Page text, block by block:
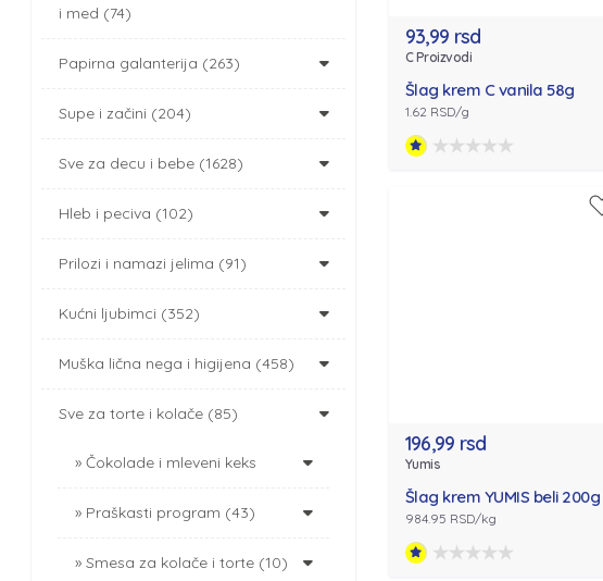
i med (74)
Papirna galanterija (263)
Supe i začini (204)
Sve za decu i bebe (1628)
Hleb i peciva (102)
Prilozi i namazi jelima (91)
Kućni ljubimci (352)
Muška lična nega i higijena (458)
Sve za torte i kolače (85)
Čokolade i mleveni keks
Praškasti program (43)
Smesa za kolače i torte (10)
93,99 rsd
C Proizvodi
Šlag krem C vanila 58g
1.62 RSD/g
196,99 rsd
Yumis
Šlag krem YUMIS beli 200g
984.95 RSD/kg